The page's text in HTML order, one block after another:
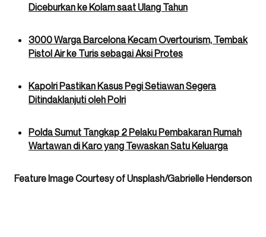
Diceburkan ke Kolam saat Ulang Tahun
3000 Warga Barcelona Kecam Overtourism, Tembak
Pistol Air ke Turis sebagai Aksi Protes
Kapolri Pastikan Kasus Pegi Setiawan Segera
Ditindaklanjuti oleh Polri
Polda Sumut Tangkap 2 Pelaku Pembakaran Rumah
Wartawan di Karo yang Tewaskan Satu Keluarga
Feature Image Courtesy of Unsplash/Gabrielle Henderson